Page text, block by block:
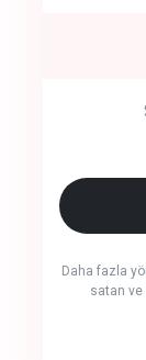
Daha fazla
satan